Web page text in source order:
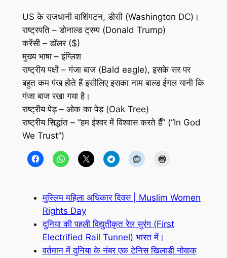
US के राजधानी वाशिंगटन, डीसी (Washington DC)।
राष्ट्रपति – डोनाल्ड ट्रम्प (Donald Trump)
करेंसी – डॉलर ($)
मुख्य भाषा – इंग्लिश
राष्ट्रीय पक्षी – गंजा बाज (Bald eagle), इसके सर पर
बहुत कम पंख होते हैं इसीलिए इसका नाम बाल्ड ईगल यानी कि
गंजा बाज रखा गया है।
राष्ट्रीय पेड़ – ओक का पेड़ (Oak Tree)
राष्ट्रीय सिद्धांत – “हम ईश्वर में विश्वास करते हैँ” (“In God
We Trust”)
मुस्लिम महिला अधिकार दिवस | Muslim Women
Rights Day
दुनिया की पहली विद्युतीकृत रेल सुरंग (First
Electrified Rail Tunnel) भारत में।
वर्तमान में दुनिया के नंबर एक टेनिस खिलाडी नोवाक